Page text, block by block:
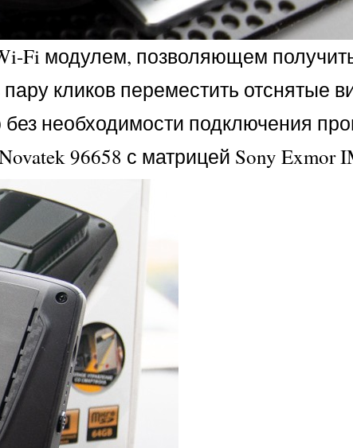
Fi модулем, позволяющем
кликов переместить отснятые
необходимости подключения
96658 с матрицей Sony Exmor